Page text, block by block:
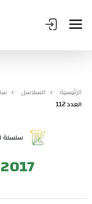
الرئيسية السلاسل
العدد 112
سلسلة
2017 / العدد 112